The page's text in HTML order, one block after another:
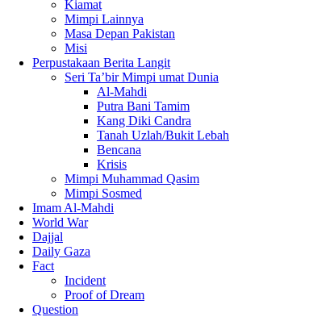
Kiamat
Mimpi Lainnya
Masa Depan Pakistan
Misi
Perpustakaan Berita Langit
Seri Ta’bir Mimpi umat Dunia
Al-Mahdi
Putra Bani Tamim
Kang Diki Candra
Tanah Uzlah/Bukit Lebah
Bencana
Krisis
Mimpi Muhammad Qasim
Mimpi Sosmed
Imam Al-Mahdi
World War
Dajjal
Daily Gaza
Fact
Incident
Proof of Dream
Question